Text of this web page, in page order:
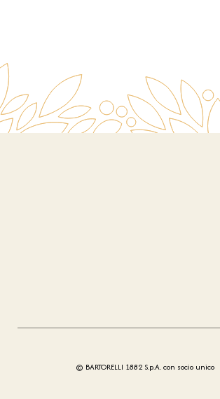
© BARTORELLI 1882 S.p.A. con socio unico